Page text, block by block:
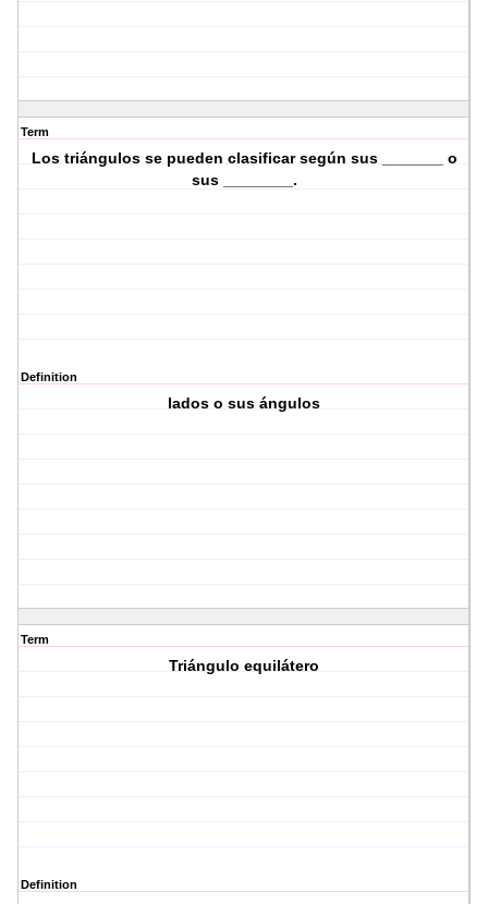
Term
Los triángulos se pueden clasificar según sus _______ o
sus ________.
Definition
lados o sus ángulos
Term
Triángulo equilátero
Definition